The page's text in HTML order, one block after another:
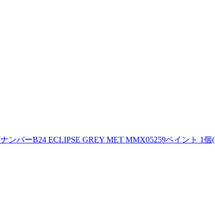
ンバーB24 ECLIPSE GREY MET MMX05259ペイント 1個